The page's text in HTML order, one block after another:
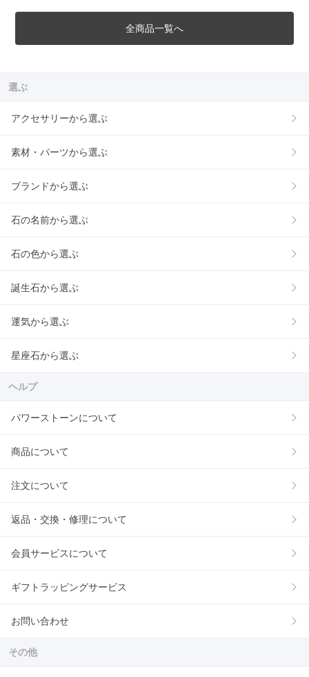
全商品一覧へ
選ぶ
アクセサリーから選ぶ
素材・パーツから選ぶ
ブランドから選ぶ
石の名前から選ぶ
石の色から選ぶ
誕生石から選ぶ
運気から選ぶ
星座石から選ぶ
ヘルプ
パワーストーンについて
商品について
注文について
返品・交換・修理について
会員サービスについて
ギフトラッピングサービス
お問い合わせ
その他